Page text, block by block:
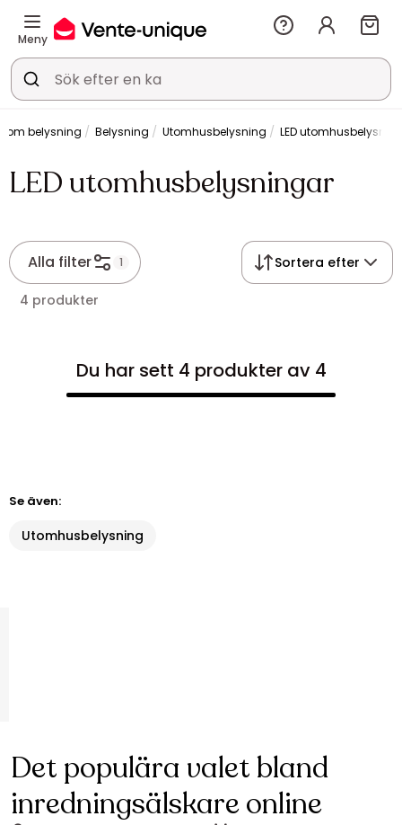
Meny
om belysning Belysning Utomhusbelysning LED
LED utomhusbelysningar
Alla filter 1 Sortera efter
4 produkter
Du har sett 4 produkter av 4
Se även:
Utomhusbelysning
Det populära valet bland
inredningsälskare online